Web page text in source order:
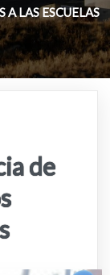
LAS ESCUELAS
de